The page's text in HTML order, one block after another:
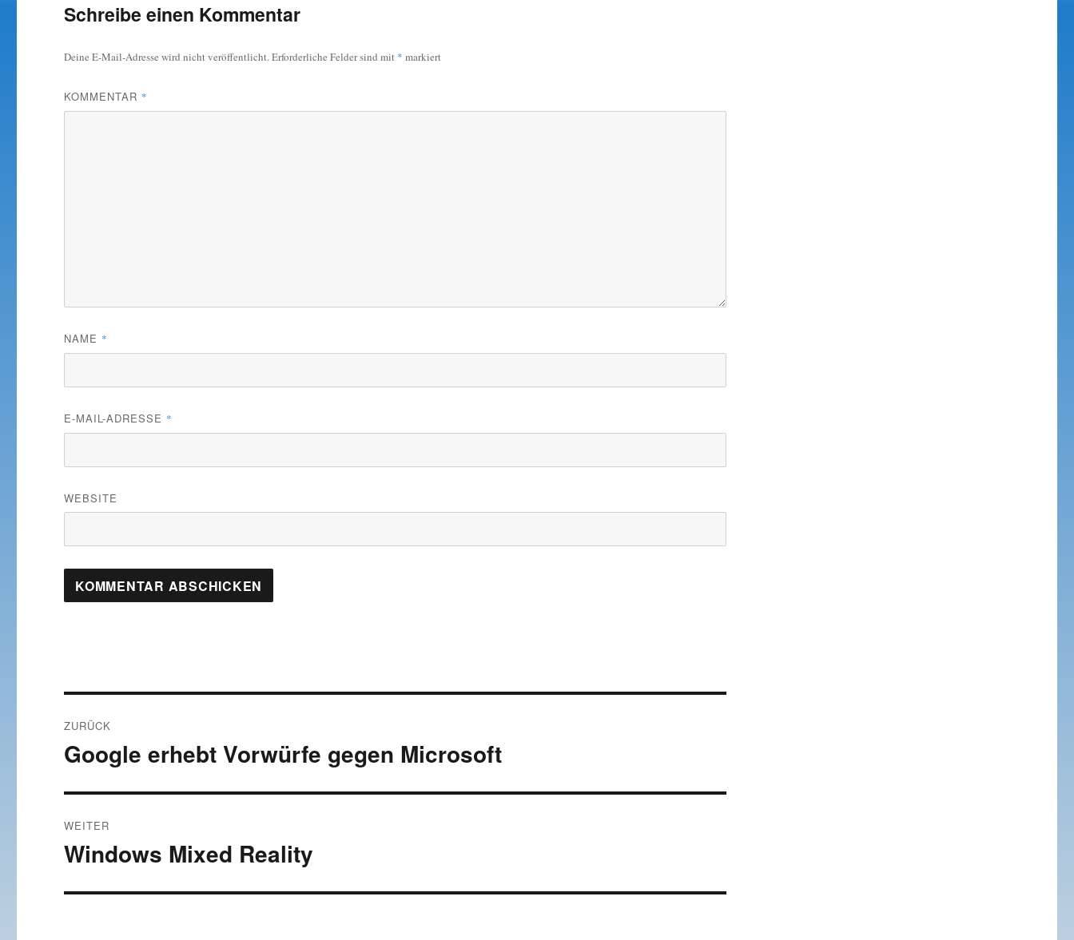
Schreibe einen Kommentar
Deine E-Mail-Adresse wird nicht veröffentlicht.Erforderliche Felder sind mit * markiert
KOMMENTAR *
NAME *
E-MAIL-ADRESSE *
WEBSITE
ZURÜCK
Vorheriger
Google erhebt Vorwürfe gegen Microsoft
WEITER
Nächster
Windows Mixed Reality